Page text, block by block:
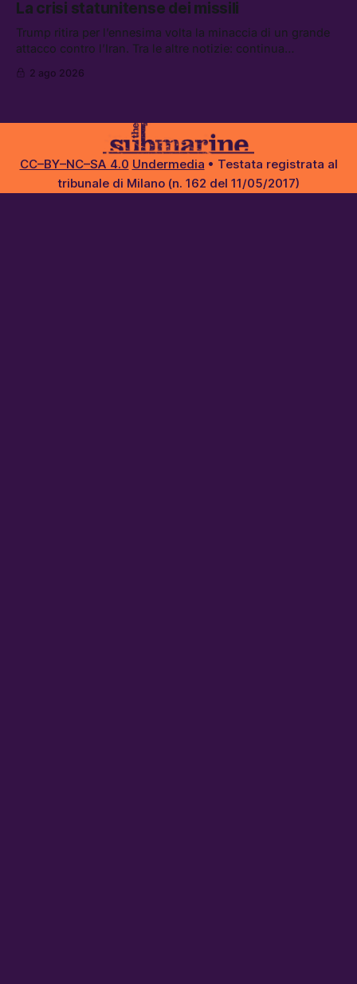
largo sugli armamenti per l’Ucraina; e quanto costa una
Xbox adesso?
La crisi statunitense dei missili
Trump ritira per l’ennesima volta la minaccia di un grande
attacco contro l’Iran. Tra le altre notizie: continua
piano della maggioranza per blindare le chat di Delmastro,
2 ago 2026
CC–BY–NC–SA 4.0 Undermedia • Testata registrata al
tribunale di Milano (n. 162 del 11/05/2017)